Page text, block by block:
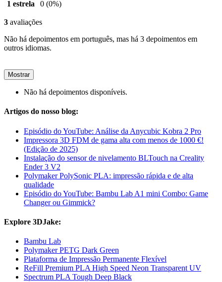
1 estrela 0 (0%)
3 avaliações
Não há depoimentos em português, mas há 3 depoimentos em
outros idiomas.
Mostrar
Não há depoimentos disponíveis.
Artigos do nosso blog:
Episódio do YouTube: Análise da Anycubic Kobra 2 Pro
Impressora 3D FDM de gama alta com menos de 1000 €!
(Edição de 2025)
Instalação do sensor de nivelamento BLTouch na Creality
Ender 3 V2
Polymaker PolySonic PLA: impressão rápida e de alta
qualidade
Episódio do YouTube: Bambu Lab A1 mini Combo: Game
Changer ou Gimmick?
Explore 3DJake:
Bambu Lab
Polymaker PETG Dark Green
Plataforma de Impressão Permanente Flexível
ReFill Premium PLA High Speed Neon Transparent UV
Spectrum PLA Tough Deep Black